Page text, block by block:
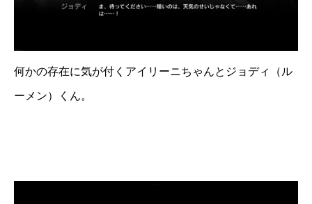
何かの存在に気が付くアイリーニちゃんとジョディ（ル
ーメン）くん。